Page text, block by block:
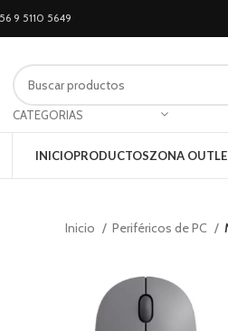
9 5110 5649
CATEGORIAS
INICIOPRODUCTOSZONA
Inicio Periféricos de PC